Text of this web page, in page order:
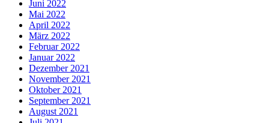
Juni 2022
Mai 2022
April 2022
März 2022
Februar 2022
Januar 2022
Dezember 2021
November 2021
Oktober 2021
September 2021
August 2021